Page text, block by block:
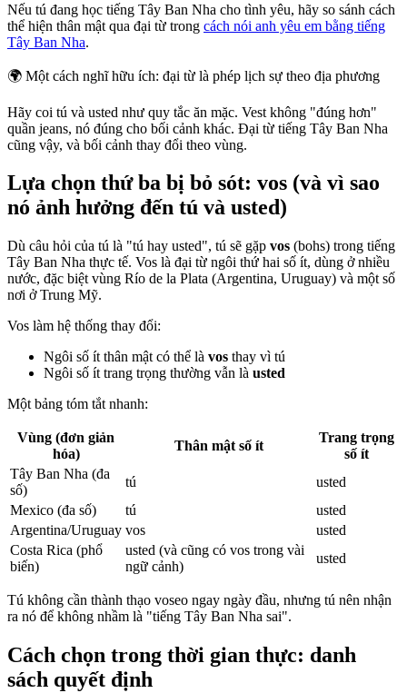
Nếu tú đang học tiếng Tây Ban Nha cho tình yêu, hãy so sánh cách
thể hiện thân mật qua đại từ trong cách nói anh yêu em bằng tiếng
Tây Ban Nha.
🌍 Một cách nghĩ hữu ích: đại từ là phép lịch sự theo địa phương
Hãy coi tú và usted như quy tắc ăn mặc. Vest không "đúng hơn"
quần jeans, nó đúng cho bối cảnh khác. Đại từ tiếng Tây Ban Nha
cũng vậy, và bối cảnh thay đổi theo vùng.
Lựa chọn thứ ba bị bỏ sót: vos (và vì sao
nó ảnh hưởng đến tú và usted)
Dù câu hỏi của tú là "tú hay usted", tú sẽ gặp vos (bohs) trong tiếng
Tây Ban Nha thực tế. Vos là đại từ ngôi thứ hai số ít, dùng ở nhiều
nước, đặc biệt vùng Río de la Plata (Argentina, Uruguay) và một số
nơi ở Trung Mỹ.
Vos làm hệ thống thay đổi:
Ngôi số ít thân mật có thể là vos thay vì tú
Ngôi số ít trang trọng thường vẫn là usted
Một bảng tóm tắt nhanh:
Vùng (đơn giản
hóa)
Thân mật số ít
Trang trọng
số ít
Tây Ban Nha (đa
số)
tú
usted
Mexico (đa số)
tú
usted
Argentina/Uruguay vos
usted
Costa Rica (phổ
biến)
usted (và cũng có vos trong vài
ngữ cảnh)
usted
Tú không cần thành thạo voseo ngay ngày đầu, nhưng tú nên nhận
ra nó để không nhầm là "tiếng Tây Ban Nha sai".
Cách chọn trong thời gian thực: danh
sách quyết định